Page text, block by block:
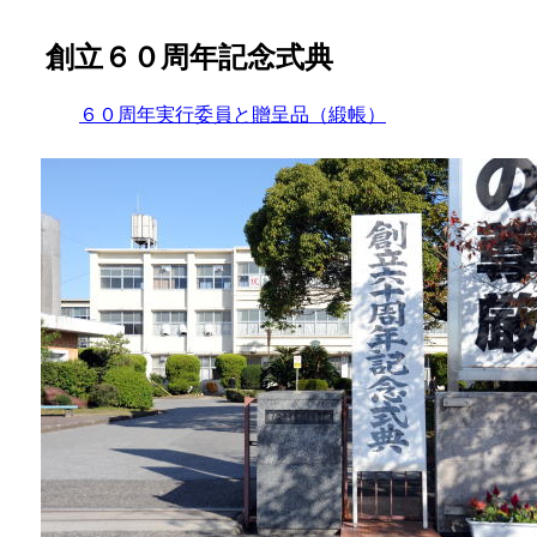
創立６０周年記念式典
６０周年実行委員と贈呈品（緞帳）